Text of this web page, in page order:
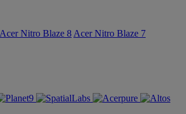
Acer Nitro Blaze 8 Acer Nitro Blaze 7